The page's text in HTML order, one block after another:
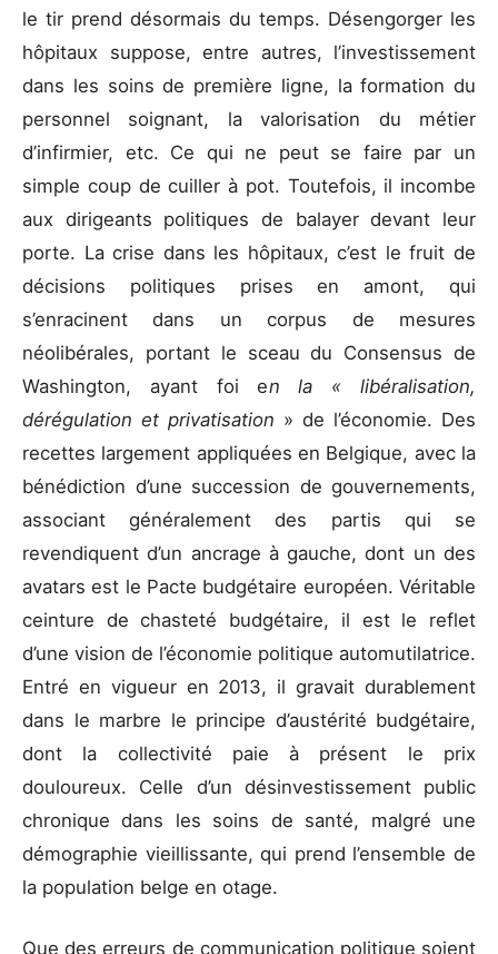
le tir prend désormais du temps. Désengorger les
hôpitaux suppose, entre autres, l’investissement
dans les soins de première ligne, la formation du
personnel soignant, la valorisation du métier
d’infirmier, etc. Ce qui ne peut se faire par un
simple coup de cuiller à pot. Toutefois, il incombe
aux dirigeants politiques de balayer devant leur
porte. La crise dans les hôpitaux, c’est le fruit de
décisions politiques prises en amont, qui
s’enracinent dans un corpus de mesures
néolibérales, portant le sceau du Consensus de
Washington, ayant foi en la « libéralisation,
dérégulation et privatisation » de l’économie. Des
recettes largement appliquées en Belgique, avec la
bénédiction d’une succession de gouvernements,
associant généralement des partis qui se
revendiquent d’un ancrage à gauche, dont un des
avatars est le Pacte budgétaire européen. Véritable
ceinture de chasteté budgétaire, il est le reflet
d’une vision de l’économie politique automutilatrice.
Entré en vigueur en 2013, il gravait durablement
dans le marbre le principe d’austérité budgétaire,
dont la collectivité paie à présent le prix
douloureux. Celle d’un désinvestissement public
chronique dans les soins de santé, malgré une
démographie vieillissante, qui prend l’ensemble de
la population belge en otage.
Que des erreurs de communication politique soient